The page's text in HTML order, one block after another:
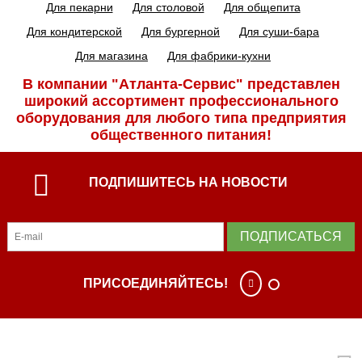
Для пекарни
Для столовой
Для общепита
Для кондитерской
Для бургерной
Для суши-бара
Для магазина
Для фабрики-кухни
В компании "Атланта-Сервис" представлен
широкий ассортимент профессиональ­ного
оборудования для любого типа предприятия
общественного питания!
ПОДПИШИТЕСЬ НА НОВОСТИ
ПОДПИСАТЬСЯ
ПРИСОЕДИНЯЙТЕСЬ!